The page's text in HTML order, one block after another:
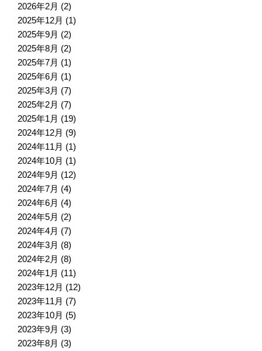
2026年2月 (2)
2025年12月 (1)
2025年9月 (2)
2025年8月 (2)
2025年7月 (1)
2025年6月 (1)
2025年3月 (7)
2025年2月 (7)
2025年1月 (19)
2024年12月 (9)
2024年11月 (1)
2024年10月 (1)
2024年9月 (12)
2024年7月 (4)
2024年6月 (4)
2024年5月 (2)
2024年4月 (7)
2024年3月 (8)
2024年2月 (8)
2024年1月 (11)
2023年12月 (12)
2023年11月 (7)
2023年10月 (5)
2023年9月 (3)
2023年8月 (3)